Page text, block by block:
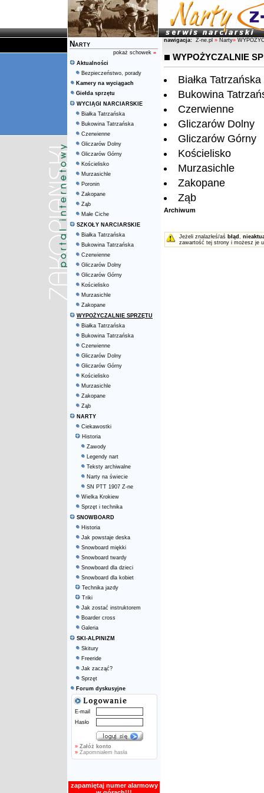
Narty
pokaż schowek »
Aktualności
Bezpieczeństwo, porady
Kamery na wyciągach
Giełda sprzętu
WYCIĄGI NARCIARSKIE
Białka Tatrzańska
Bukowina Tatrzańska
Czerwienne
Gliczarów Dolny
Gliczarów Górny
Kościelisko
Murzasichle
Poronin
Zakopane
Ząb
Małe Ciche
SZKOŁY NARCIARSKIE
Białka Tatrzańska
Bukowina Tatrzańska
Czerwienne
Gliczarów Dolny
Gliczarów Górny
Kościelisko
Murzasichle
Zakopane
WYPOŻYCZALNIE SPRZĘTU
Białka Tatrzańska
Bukowina Tatrzańska
Czerwienne
Gliczarów Dolny
Gliczarów Górny
Kościelisko
Murzasichle
Zakopane
Ząb
NARTY
Ciekawostki
Historia
Zawody
Legendy nart
Teksty archiwalne
Narty na świecie
SN PTT 1907 Z-ne
Wielka Krokiew
Sprzęt i technika
SNOWBOARD
Historia
Jak powstaje deska
Snowboard miękki
Snowboard twardy
Snowboard dla dzieci
Snowboard dla kobiet
Technika jazdy
Triki
Jak zostać instruktorem
Boarder cross
Galeria
SKI-ALPINIZM
Skitury
Freeride
Jak zacząć?
Sprzęt
Forum dyskusyjne
E-mail
Hasło
» Załóż konto
»Zapomniałem hasła
zapamiętaj numer alarmowy
nawigacja: Z-ne.pl » Narty»
WYPOŻYCZALNIE
Białka Tatrzańska
Bukowina
Czerwienne
Gliczarów Dolny
Gliczarów Górny
Kościelisko
Murzasichle
Zakopane
Ząb
Archiwum
Jeżeli znalazłeś/aś błąd ,
zawartość tej strony i możesz je